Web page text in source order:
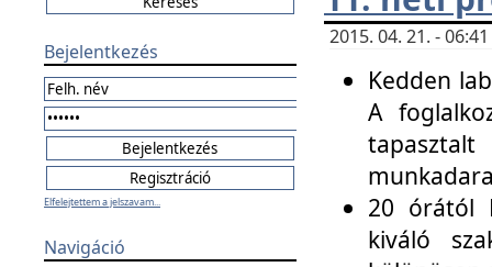
Bejelentkezés
Elfelejtettem a jelszavam...
Navigáció
2015. 04. 21. -
Kedden
A
20 órától
kiváló